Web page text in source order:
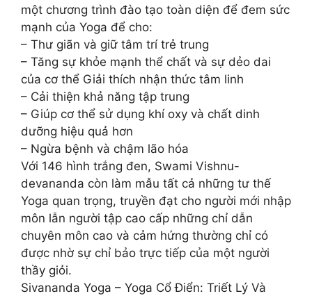
một chương trình đào tạo toàn diện để đem sức
mạnh của Yoga để cho:
– Thư giãn và giữ tâm trí trẻ trung
– Tăng sự khỏe mạnh thể chất và sự dẻo dai
của cơ thể Giải thích nhận thức tâm linh
– Cải thiện khả năng tập trung
– Giúp cơ thể sử dụng khí oxy và chất dinh
dưỡng hiệu quả hơn
– Ngừa bệnh và chậm lão hóa
Với 146 hình trắng đen, Swami Vishnu-
devananda còn làm mẫu tất cả những tư thế
Yoga quan trọng, truyền đạt cho người mới nhập
môn lẫn người tập cao cấp những chỉ dẫn
chuyên môn cao và cảm hứng thường chỉ có
được nhờ sự chỉ bảo trực tiếp của một người
thầy giỏi.
Sivananda Yoga – Yoga Cổ Điển: Triết Lý Và